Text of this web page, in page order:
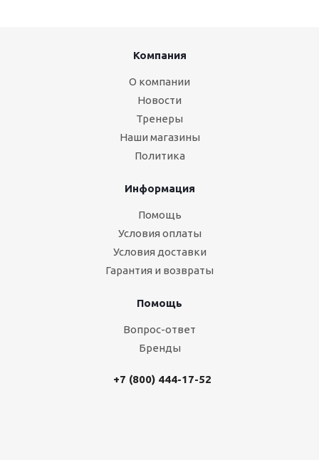
Компания
О компании
Новости
Тренеры
Наши магазины
Политика
Информация
Помощь
Условия оплаты
Условия доставки
Гарантия и возвраты
Помощь
Вопрос-ответ
Бренды
+7 (800) 444-17-52